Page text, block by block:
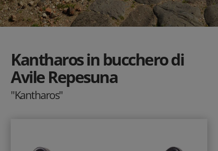
Kantharos in bucchero di
Avile Repesuna
"Kantharos"